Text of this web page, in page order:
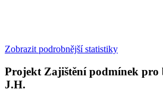
Zobrazit podrobnější statistiky
Projekt Zajištění podmínek pro
J.H.